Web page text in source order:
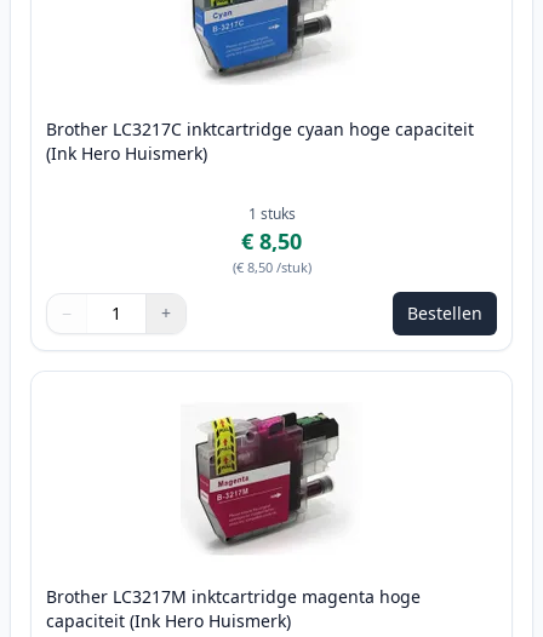
Brother LC3217C inktcartridge cyaan hoge capaciteit
(Ink Hero Huismerk)
1 stuks
€ 8,50
(€ 8,50 /stuk)
Aantal
Gebruik de knoppen om aan te passen
− +
Aantal 1 Bestellen
Brother LC3217M inktcartridge magenta hoge
capaciteit (Ink Hero Huismerk)